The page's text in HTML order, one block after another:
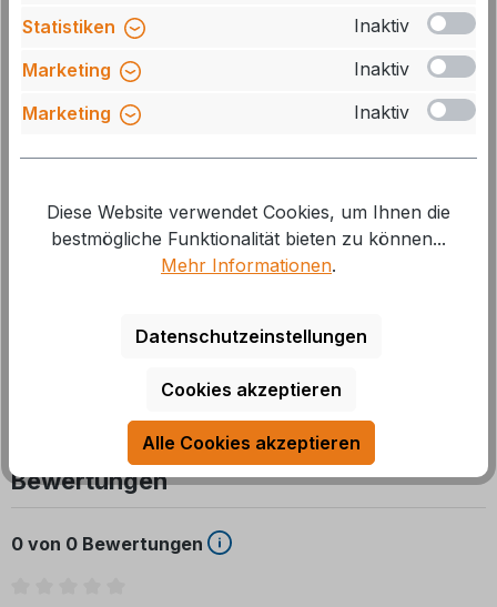
Produkt Anzahl: Gib den gewünschten
In den Warenkorb
Stck Zum Merkzettel hinzufügen
Beschreibung
Erleben Sie die beeindruckende Leistung des Single
Laden in Caravans, Boo Mehr
Bewertungen
0 von 0 Bewertungen
Statistiken
Inaktiv
Marketing
Inaktiv
Marketing
Inaktiv
Diese Website verwendet Cookies, um Ihnen die
bestmögliche Funktionalität bieten zu können...
Mehr Informationen.
Datenschutzeinstellungen
Cookies akzeptieren
Alle Cookies akzeptieren